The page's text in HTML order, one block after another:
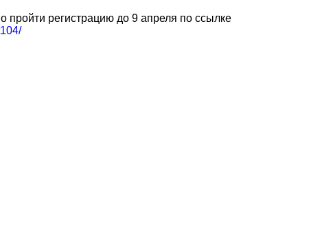
пройти регистрацию до 9 апреля по ссылке